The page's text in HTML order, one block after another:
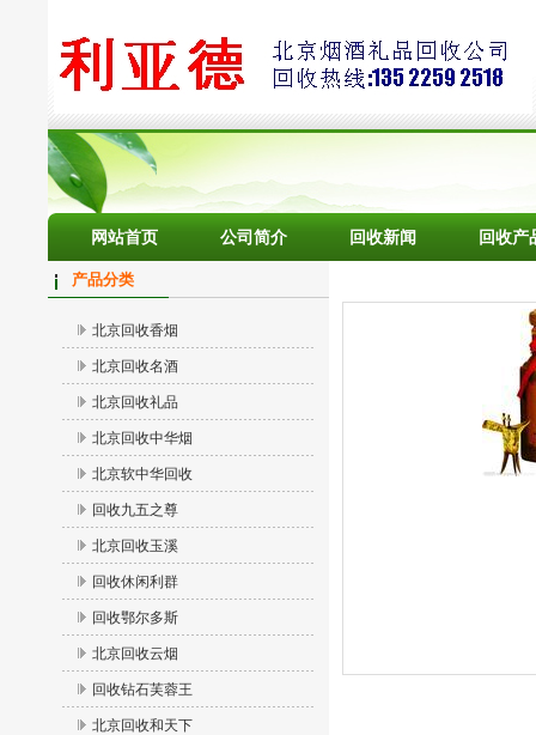
网站首页 公司简介 回收新闻 回收产
产品分类
北京回收香烟
北京回收名酒
北京回收礼品
北京回收中华烟
北京软中华回收
回收九五之尊
北京回收玉溪
回收休闲利群
回收鄂尔多斯
北京回收云烟
回收钻石芙蓉王
北京回收和天下